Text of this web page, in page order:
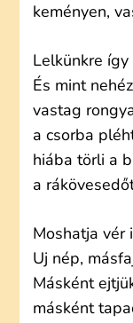
keményen,
Lelkünkre így
És mint
vastag
a csorba
hiába törli a
a
Moshatja vér
Uj nép,
Másként
másként